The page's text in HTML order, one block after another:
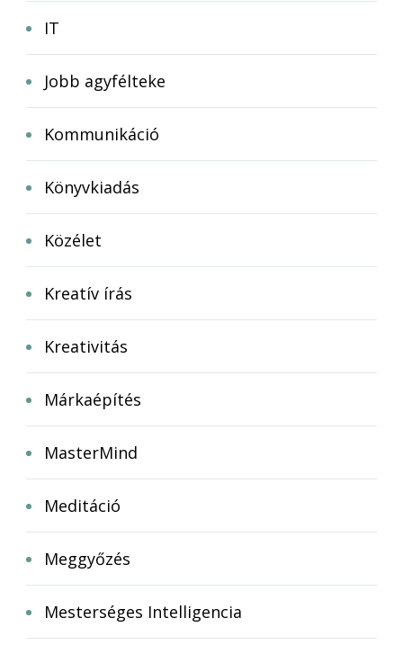
IT
Jobb agyfélteke
Kommunikáció
Könyvkiadás
Közélet
Kreatív írás
Kreativitás
Márkaépítés
MasterMind
Meditáció
Meggyőzés
Mesterséges Intelligencia